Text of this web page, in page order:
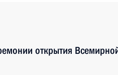
открытия